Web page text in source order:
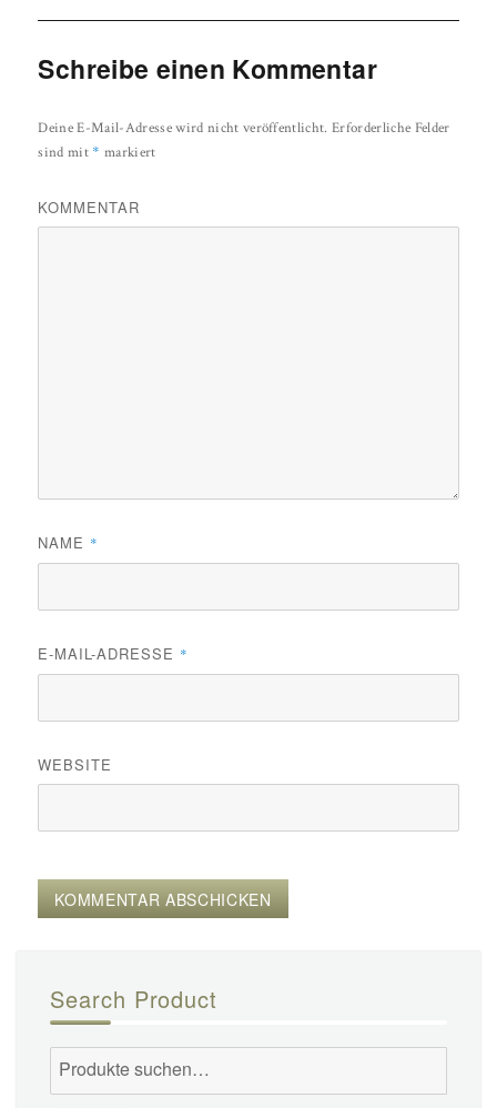
Schreibe einen Kommentar
Deine E-Mail-Adresse wird nicht veröffentlicht. Erforderliche Felder
sind mit * markiert
KOMMENTAR
NAME *
E-MAIL-ADRESSE *
WEBSITE
Search Product
Suche
nach: